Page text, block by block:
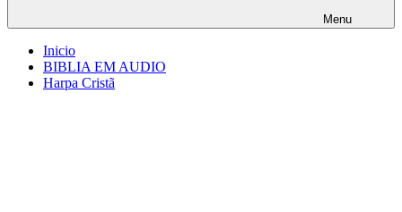
Menu
Inicio
BIBLIA EM AUDIO
Harpa Cristã